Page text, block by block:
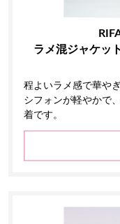
ラメ混ジャケッ
程よいラメ感で華や
シフォンが軽やかで
着です。